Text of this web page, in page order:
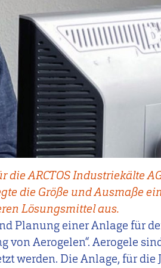
die ARCTOS Industriekälte
die Größe und Ausmaße
Lösungsmittel aus.
Planung einer Anlage für
Aerogelen“. Aerogele
werden. Die Anlage, für die